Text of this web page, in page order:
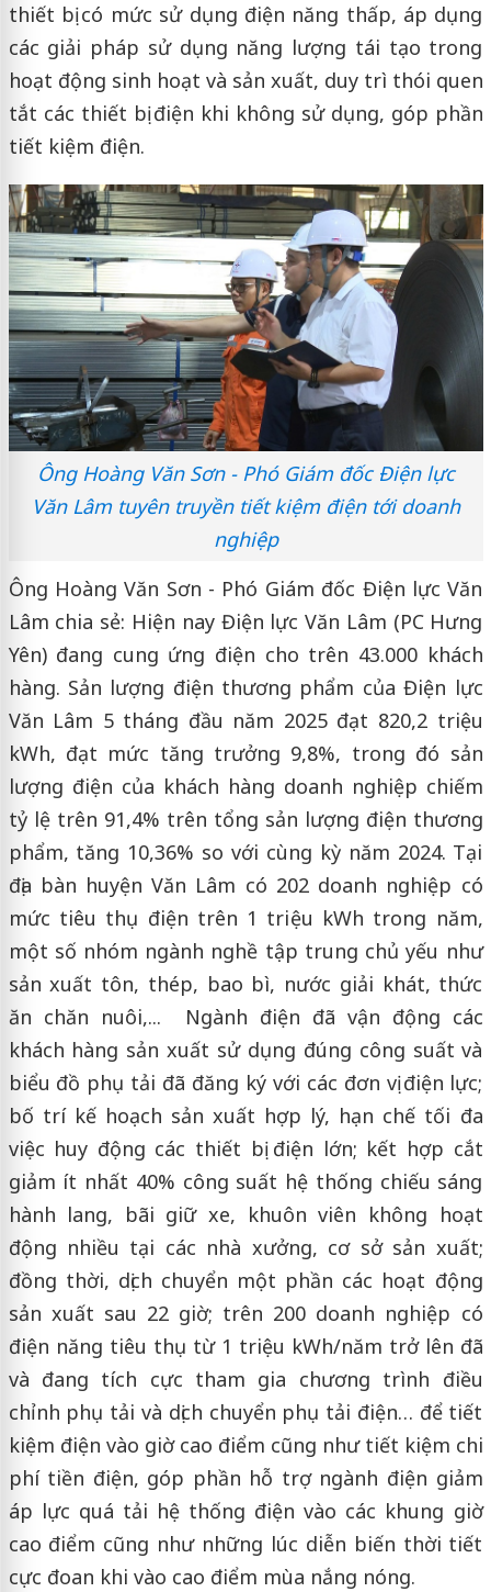
thiết bị có mức sử dụng điện năng thấp, áp dụng
các giải pháp sử dụng năng lượng tái tạo trong
hoạt động sinh hoạt và sản xuất, duy trì thói quen
tắt các thiết bị điện khi không sử dụng, góp phần
tiết kiệm điện.
Ông Hoàng Văn Sơn - Phó Giám đốc Điện lực
Văn Lâm tuyên truyền tiết kiệm điện tới doanh
nghiệp
Ông Hoàng Văn Sơn - Phó Giám đốc Điện lực Văn
Lâm chia sẻ: Hiện nay Điện lực Văn Lâm (PC Hưng
Yên) đang cung ứng điện cho trên 43.000 khách
hàng. Sản lượng điện thương phẩm của Điện lực
Văn Lâm 5 tháng đầu năm 2025 đạt 820,2 triệu
kWh, đạt mức tăng trưởng 9,8%, trong đó sản
lượng điện của khách hàng doanh nghiệp chiếm
tỷ lệ trên 91,4% trên tổng sản lượng điện thương
phẩm, tăng 10,36% so với cùng kỳ năm 2024. Tại
địa bàn huyện Văn Lâm có 202 doanh nghiệp có
mức tiêu thụ điện trên 1 triệu kWh trong năm,
một số nhóm ngành nghề tập trung chủ yếu như
sản xuất tôn, thép, bao bì, nước giải khát, thức
ăn chăn nuôi,... Ngành điện đã vận động các
khách hàng sản xuất sử dụng đúng công suất và
biểu đồ phụ tải đã đăng ký với các đơn vị điện lực;
bố trí kế hoạch sản xuất hợp lý, hạn chế tối đa
việc huy động các thiết bị điện lớn; kết hợp cắt
giảm ít nhất 40% công suất hệ thống chiếu sáng
hành lang, bãi giữ xe, khuôn viên không hoạt
động nhiều tại các nhà xưởng, cơ sở sản xuất;
đồng thời, dịch chuyển một phần các hoạt động
sản xuất sau 22 giờ; trên 200 doanh nghiệp có
điện năng tiêu thụ từ 1 triệu kWh/năm trở lên đã
và đang tích cực tham gia chương trình điều
chỉnh phụ tải và dịch chuyển phụ tải điện… để tiết
kiệm điện vào giờ cao điểm cũng như tiết kiệm chi
phí tiền điện, góp phần hỗ trợ ngành điện giảm
áp lực quá tải hệ thống điện vào các khung giờ
cao điểm cũng như những lúc diễn biến thời tiết
cực đoan khi vào cao điểm mùa nắng nóng.